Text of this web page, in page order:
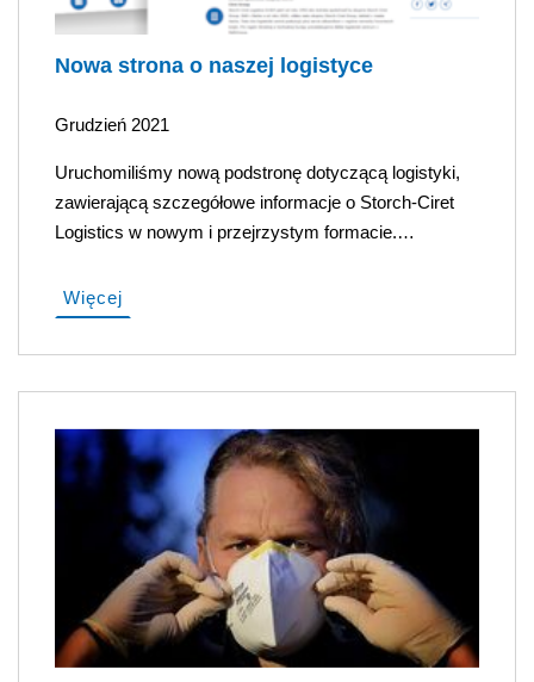
Nowa strona o naszej logistyce
Grudzień 2021
Uruchomiliśmy nową podstronę dotyczącą logistyki,
zawierającą szczegółowe informacje o Storch-Ciret
Logistics w nowym i przejrzystym formacie.…
Więcej